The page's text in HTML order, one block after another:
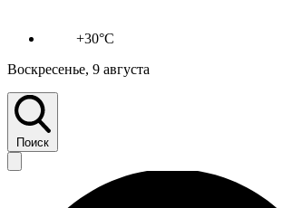
+30°C
Воскресенье, 9 августа
Поиск